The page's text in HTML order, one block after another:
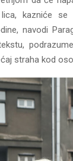
kazniće se
navodi
straha kod